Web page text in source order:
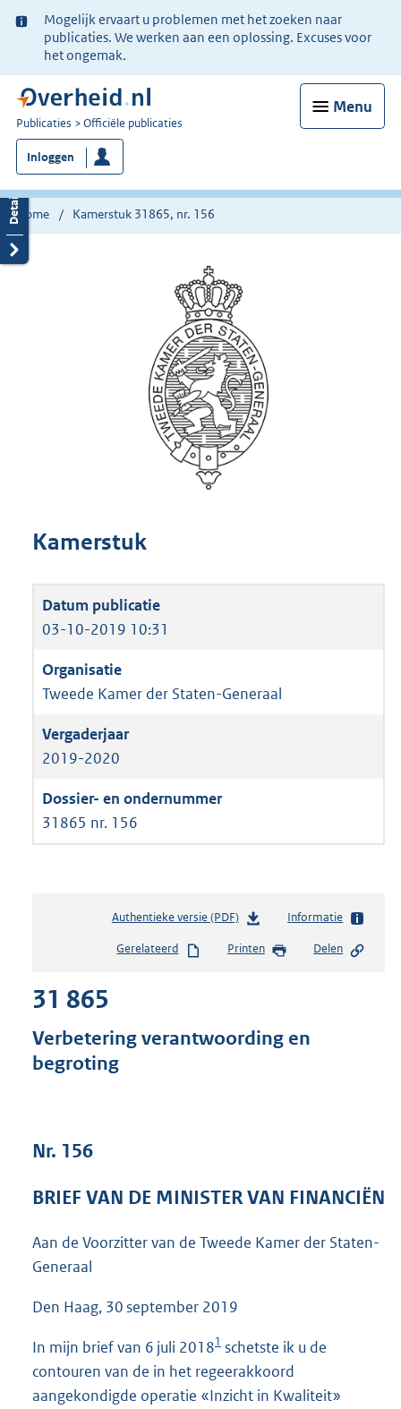
Ter
informatie:
Mogelijk ervaart u problemen met het zoeken naar
publicaties. We werken aan een oplossing. Excuses voor
het ongemak.
Menu
U
bent
nu
hier:
Publicaties Officiële publicaties
Inloggen
Home Kamerstuk 31865, nr. 156
Kamerstuk
03-10-2019 10:31
Tweede Kamer der Staten-Generaal
2019-2020
31865 nr. 156
Authentieke versie (PDF)b
s
s
:
0
Informatie
Gerelateerd Printen Delen
31 865
Verbetering verantwoording en
begroting
Nr. 156
BRIEF VAN DE MINISTER VAN FINANCIËN
Aan de Voorzitter van de Tweede Kamer der Staten-
Generaal
Den Haag, 30 september 2019
In mijn brief van 6 juli 20181 schetste ik u de
contouren van de in het regeerakkoord
aangekondigde operatie «Inzicht in Kwaliteit»